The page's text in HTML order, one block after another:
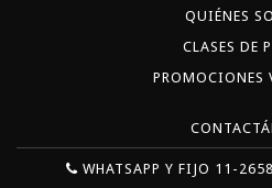
QUIÉNES
CLASES DE
PROMOCIONES
WHATSAPP Y FIJO 11-